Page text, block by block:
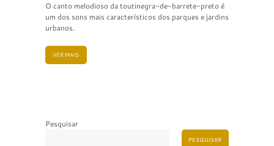
O canto melodioso da toutinegra-de-barrete-preto é
um dos sons mais característicos dos parques e jardins
urbanos.
VER MAIS
Pesquisar
PESQUISAR